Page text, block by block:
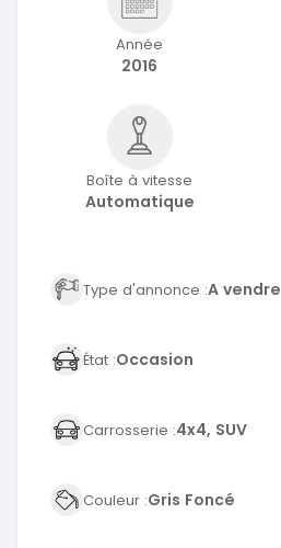
Année
2016
Boîte à vitesse
Automatique
Type d'annonce :A vendre
État :Occasion
Carrosserie :4x4, SUV
Couleur :Gris Foncé